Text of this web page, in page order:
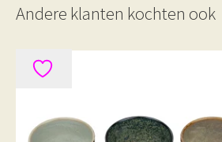
Andere klanten kochten ook